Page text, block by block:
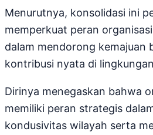
Menurutnya, konsolidasi ini
memperkuat peran
dalam mendorong kemajuan
kontribusi nyata di
Dirinya menegaskan bahwa
memiliki peran strategis
kondusivitas wilayah serta